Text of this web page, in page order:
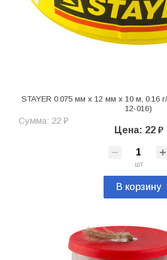
STAYER 0.075 мм х 12 мм х 10 м, 0.16
12-016)
Сумма: 22 ₽
Цена: 22 ₽
шт
В корзину